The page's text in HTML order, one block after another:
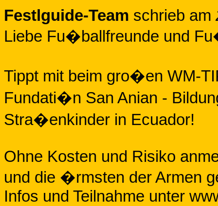
Festlguide-Team schrieb am
Liebe Fu�ballfreunde und
Tippt mit beim gro�en WM-
Fundati�n San Anian -
Stra�enkinder in Ecuador!
Ohne Kosten und Risiko
und die �rmsten der Armen
Infos und Teilnahme unter